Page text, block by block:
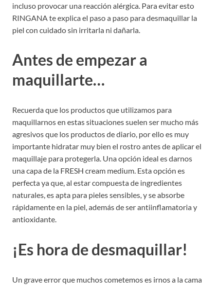
incluso provocar una reacción alérgica. Para evitar esto
RINGANA te explica el paso a paso para desmaquillar la
piel con cuidado sin irritarla ni dañarla.
Antes de empezar a
maquillarte…
Recuerda que los productos que utilizamos para
maquillarnos en estas situaciones suelen ser mucho más
agresivos que los productos de diario, por ello es muy
importante hidratar muy bien el rostro antes de aplicar el
maquillaje para protegerla. Una opción ideal es darnos
una capa de la FRESH cream medium. Esta opción es
perfecta ya que, al estar compuesta de ingredientes
naturales, es apta para pieles sensibles, y se absorbe
rápidamente en la piel, además de ser antiinflamatoria y
antioxidante.
¡Es hora de desmaquillar!
Un grave error que muchos cometemos es irnos a la cama